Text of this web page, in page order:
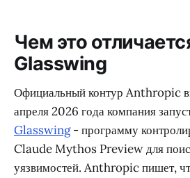
Чем это
Glasswing
Официальный контур Anthropic
апреля 2026 года компания
Glasswing- программу
Claude Mythos Preview для
уязвимостей. Anthropic пишет,